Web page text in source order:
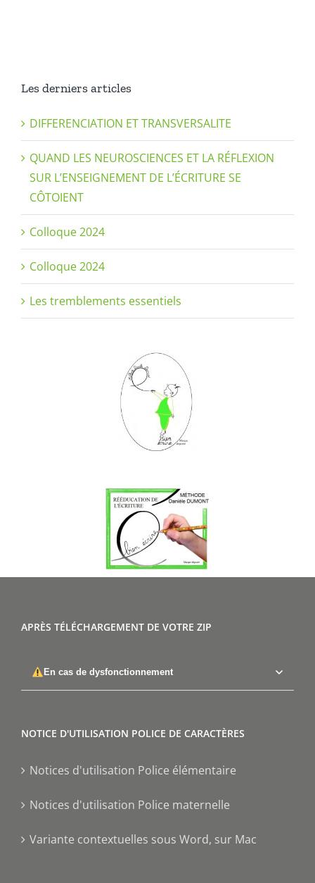
Les derniers articles
DIFFERENCIATION ET TRANSVERSALITE
QUAND LES NEUROSCIENCES ET LA RÉFLEXION
SUR L’ENSEIGNEMENT DE L’ÉCRITURE SE
CÔTOIENT
Colloque 2024
Colloque 2024
Les tremblements essentiels
APRÈS TÉLÉCHARGEMENT DE VOTRE ZIP
En cas de dysfonctionnement
NOTICE D'UTILISATION POLICE DE CARACTÈRES
Notices d'utilisation Police élémentaire
Notices d'utilisation Police maternelle
Variante contextuelles sous Word, sur Mac